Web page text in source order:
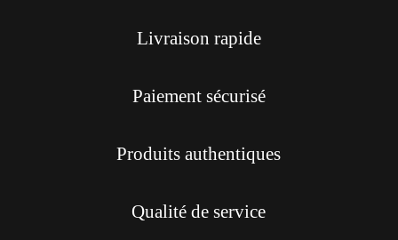
Livraison rapide
Paiement sécurisé
Produits authentiques
Qualité de service